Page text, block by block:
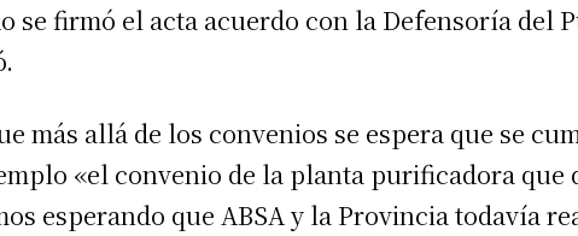
se firmó el acta acuerdo con la Defensoría del
más allá de los convenios se espera que se
«el convenio de la planta purificadora que
esperando que ABSA y la Provincia todavía